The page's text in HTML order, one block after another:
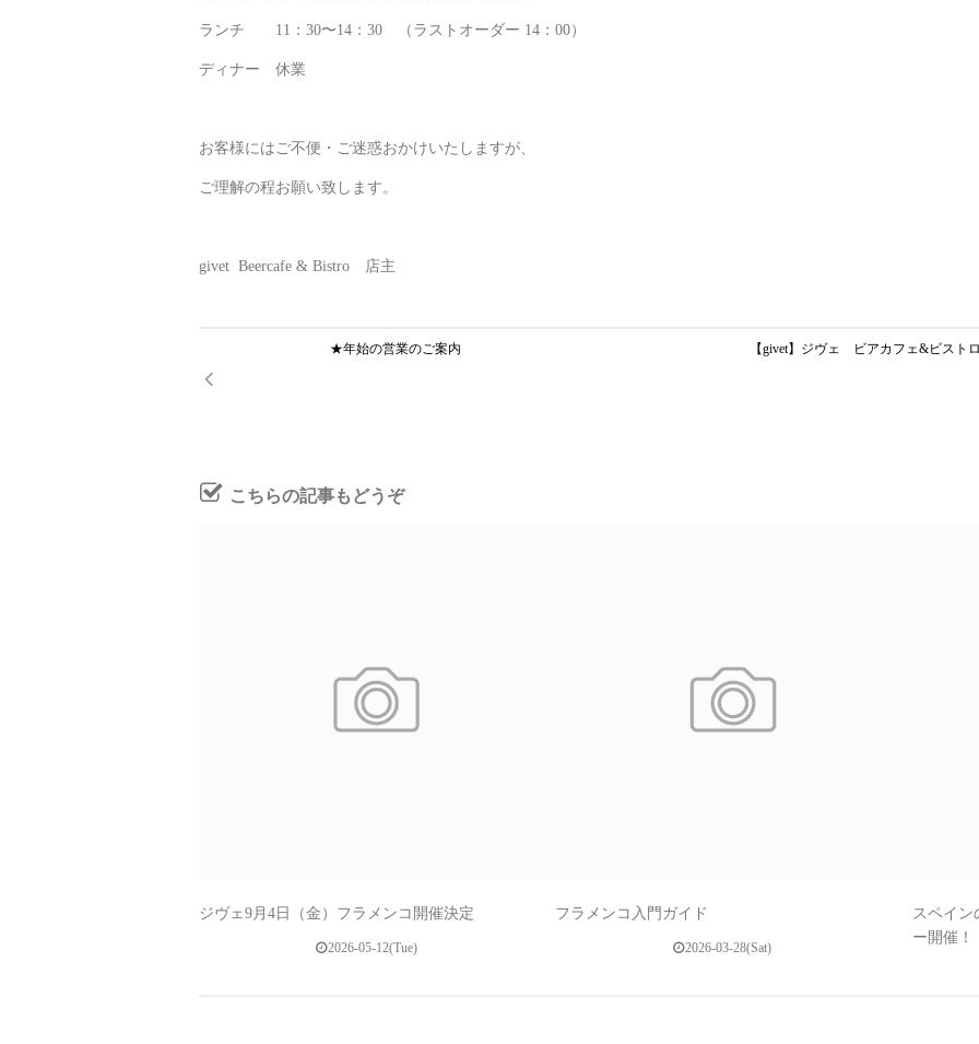
ランチ 11：30〜14：30 （ラストオーダー 14：00）
ディナー 休業
お客様にはご不便・ご迷惑おかけいたしますが、
ご理解の程お願い致します。
givet Beercafe & Bistro 店主
★年始の営業のご案内
【givet】ジヴェ ビアカフェ&ビスト
こちらの記事もどうぞ
ジヴェ9月4日（金）フラメンコ開催決定
2026-05-12(Tue)
フラメンコ入門ガイド
2026-03-28(Sat)
スペイン
ー開催！